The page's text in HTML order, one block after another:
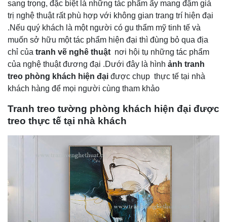
sang trọng, đặc biệt là những tác phẩm ấy mang đậm giá
trị nghệ thuật rất phù hợp với không gian trang trí hiện đại
.Nếu quý khách là một người có gu thẩm mỹ tinh tế và
muốn sở hữu một tác phẩm hiện đại thì đùng bỏ qua địa
chỉ của tranh vẽ nghê thuật nơi hội tụ những tác phẩm
của nghệ thuật đương đại .Dưới đây là hình ảnh tranh
treo phòng khách hiện đại được chụp thực tế tại nhà
khách hàng để mọi người cùng tham khảo
Tranh treo tường phòng khách hiện đại được
treo thực tế tại nhà khách